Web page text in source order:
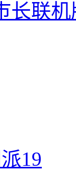
长联机
19